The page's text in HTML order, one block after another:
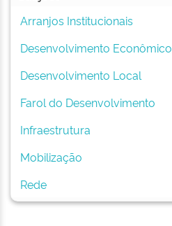
Arranjos Institucionais
Desenvolvimento Econômico
Desenvolvimento Local
Farol do Desenvolvimento
Infraestrutura
Mobilização
Rede